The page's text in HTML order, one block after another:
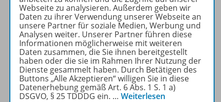
GESCHICHTE:
zu den Abo-Angeboten
zum Zeitschriftenkiosk
zum Online-Archiv
Mehr zur Zeitschrift
Webseite zu analysieren. Außerdem geben wir
Daten zu ihrer Verwendung unserer Webseite an
unsere Partner für soziale Medien, Werbung und
Analysen weiter. Unserer Partner führen diese
Informationen möglicherweise mit weiteren
Daten zusammen, die Sie ihnen bereitgestellt
haben oder die sie im Rahmen Ihrer Nutzung der
Dienste gesammelt haben. Durch Betätigen des
Buttons „Alle Akzeptieren“ willigen Sie in diese
Datenerhebung gemäß Art. 6 Abs. 1 S. 1 a)
DSGVO, § 25 TDDDG ein. … Weiterlesen